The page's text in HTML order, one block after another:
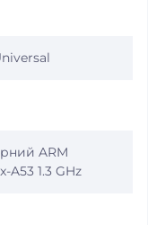
ARM
A53 1.3 GHz